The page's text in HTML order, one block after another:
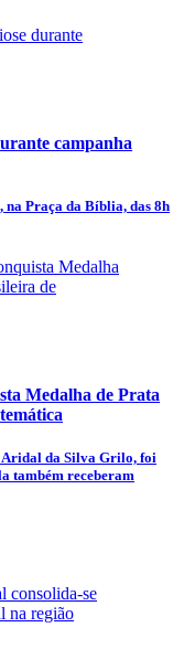
campanha
na Praça da Bíblia, das 8h
Medalha de Prata
Aridal da Silva Grilo, foi
também receberam